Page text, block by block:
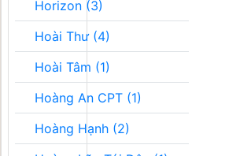
Horizon (3)
Hoài Thư (4)
Hoài Tâm (1)
Hoàng An CPT (1)
Hoàng Hạnh (2)